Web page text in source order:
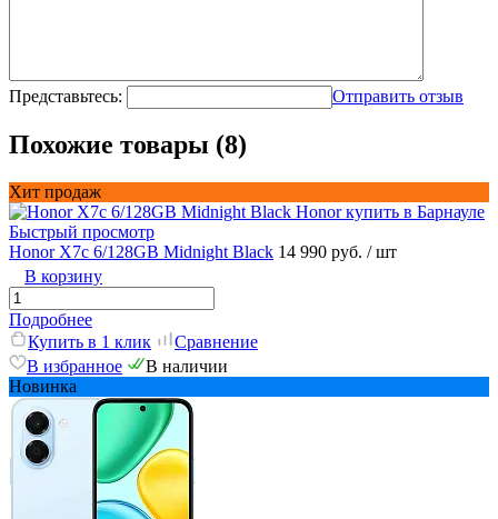
Представьтесь: Отправить отзыв
Похожие товары (8)
Хит продаж
Быстрый просмотр
Honor X7c 6/128GB Midnight Black 14 990 руб. / шт
В корзину
Подробнее
Купить в 1 клик
Сравнение
В избранное
В наличии
Новинка